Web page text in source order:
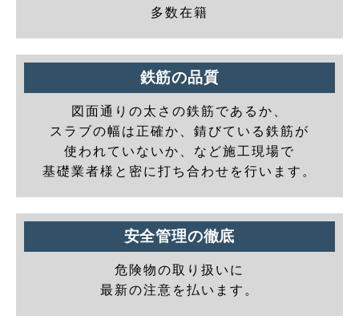
多数在籍
鉄筋の品質
図面通りの太さの鉄筋であるか、
スラブの幅は正確か、錆びている鉄筋が
使われていないか、など施工現場で
基礎業者様と密に打ち合わせを行います。
安全管理の徹底
危険物の取り扱いに
最新の注意を払います。